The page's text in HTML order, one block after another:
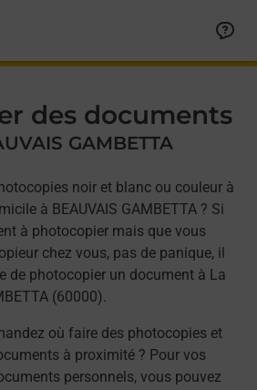
des documents
GAMBETTA
noir et blanc ou couleur à
à BEAUVAIS GAMBETTA ? Si
à photocopier mais que vous
chez vous, pas de panique, il
de photocopier un document à La
(60000).
où faire des photocopies et
à proximité ? Pour vos
personnels, vous pouvez